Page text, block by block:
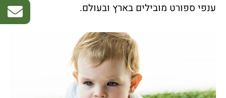
ענפי ספורט מובילים בארץ ובעולם.